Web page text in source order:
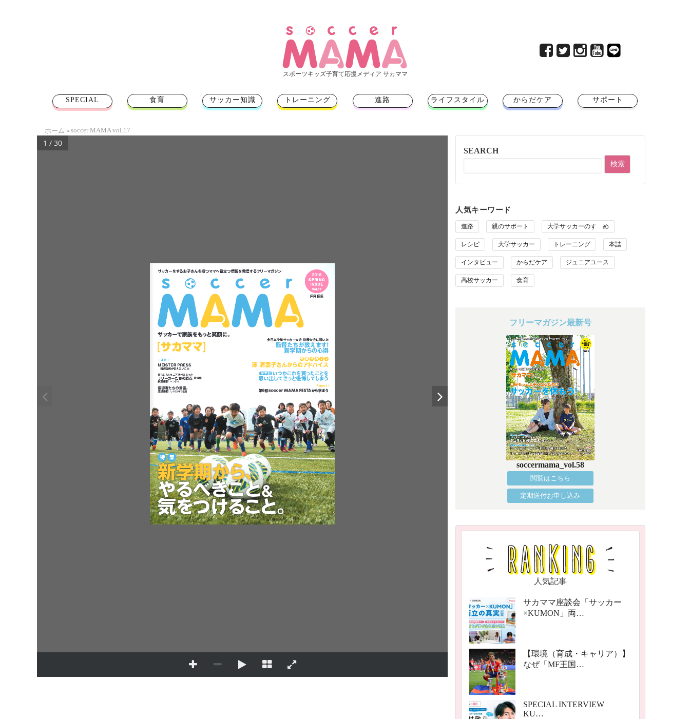
スポーツキッズ子育て応援メディア サカママ
SPECIAL 食育 サッカー知識 トレーニング 進路 ライフスタイル からだケア サポート
ホーム » soccer MAMA vol.17
MEISTER PRESS
ー岡崎慎司が伝えたいこと
彼らにもジュニア時代はあった
Ｊリーガーたちの原点 番外編
長友佑都 インテル
指導者たちの言霊
渡辺泰明 レジスタFC監督
｜ 連載 ｜
新学期から、
やるべきこと＆
気をつけること。
｜Report｜
第6回 から学ぼう
全日本少年サッカー大会 決勝大会に導いた
監督たちが教えます!
新学期からの心得
澤 満壽子さんからのアドバイス
先 輩 マ マ
サ カ
いつかこれを買ったことを
思い出してきっと後悔してしまう
学年別
特 集
サッカーをするお子さんを持つママへ 役立つ情報を発信するフリーマガジン
サッカーで家族をもっと笑顔に
FREE
Vol.17
2016
SPRING
ISSUE
1 / 30
SEARCH
人気キーワード
進路 親のサポート 大学サッカーのすゝめ
レシピ 大学サッカー トレーニング 本誌
インタビュー からだケア ジュニアユース
高校サッカー 食育
フリーマガジン最新号
soccermama_vol.58
閲覧はこちら
定期送付お申し込み
人気記事
サカママ座談会「サッカー
×KUMON」両…
【環境（育成・キャリア）】
なぜ「MF王国…
SPECIAL INTERVIEW
KU…